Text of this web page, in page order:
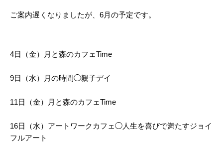
ご案内遅くなりましたが、6月の予定です。
4日（金）月と森のカフェTime
9日（水）月の時間◯親子デイ
11日（金）月と森のカフェTime
16日（水）アートワークカフェ◯人生を喜びで満たすジョイ
フルアート